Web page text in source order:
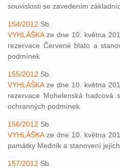
souvislosti se zavedením
154/2012 Sb.
VYHLÁŠKAze dne 10. května
rezervace Červené blato a
podmínek
155/2012 Sb.
VYHLÁŠKAze dne 10. května
rezervace Mohelenská hadcová
ochranných podmínek
156/2012 Sb.
VYHLÁŠKAze dne 10. května
památky Medník a stanovení
157/2012 Sb.